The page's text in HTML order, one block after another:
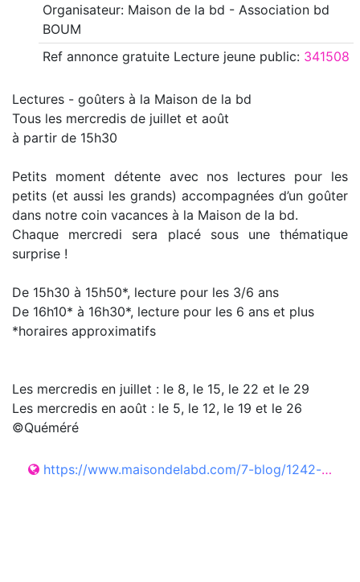
Organisateur: Maison de la bd - Association bd
BOUM
Ref annoncegratuite Lecture jeune public: 341508
Lectures - goûters à la Maison de la bd
Tous les mercredis de juillet et août
à partir de 15h30
Petits moment détente avec nos lectures pour les
petits (et aussi les grands) accompagnées d’un goûter
dans notre coin vacances à la Maison de la bd.
Chaque mercredi sera placé sous une thématique
surprise !
De 15h30 à 15h50*, lecture pour les 3/6 ans
De 16h10* à 16h30*, lecture pour les 6 ans et plus
*horaires approximatifs
Les mercredis en juillet : le 8, le 15, le 22 et le 29
Les mercredis en août : le 5, le 12, le 19 et le 26
©Quéméré
https://www.maisondelabd.com/7-blog/1242-lectures-gouters-a-la-maison-de-la-bd